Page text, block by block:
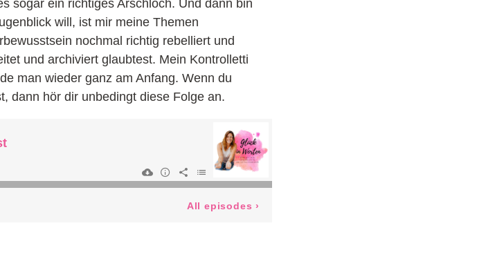
sogar ein richtiges Arschloch. Und dann bin
will, ist mir meine Themen
nochmal richtig rebelliert und
und archiviert glaubtest. Mein Kontrolletti
man wieder ganz am Anfang. Wenn du
dann hör dir unbedingt diese Folge an.